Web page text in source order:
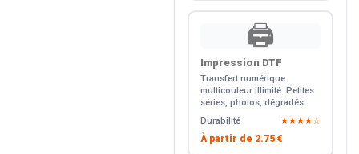
🖨️
Impression DTF
Transfert numérique
multicouleur illimité. Petites
séries, photos, dégradés.
Durabilité
★★★★☆
À partir de 2.75 €